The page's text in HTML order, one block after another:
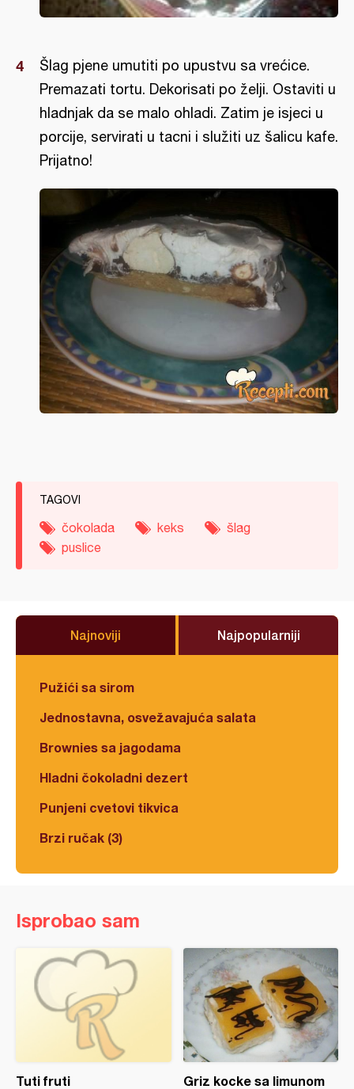
Šlag pjene umutiti po upustvu sa vrećice.
Premazati tortu. Dekorisati po želji. Ostaviti u
hladnjak da se malo ohladi. Zatim je isjeci u
porcije, servirati u tacni i služiti uz šalicu kafe.
Prijatno!
TAGOVI
čokolada keks
šlag
puslice
Najnoviji Najpopularniji
Pužići sa sirom
Jednostavna, osvežavajuća salata
Brownies sa jagodama
Hladni čokoladni dezert
Punjeni cvetovi tikvica
Brzi ručak (3)
Isprobao sam
Tuti fruti Griz kocke sa limunom